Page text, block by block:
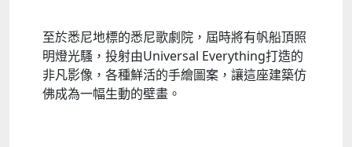
至於悉尼地標的悉尼歌劇院，屆時將有帆船頂照
明燈光騷，投射由Universal Everything打造的
非凡影像，各種鮮活的手繪圖案，讓這座建築仿
佛成為一幅生動的壁畫。